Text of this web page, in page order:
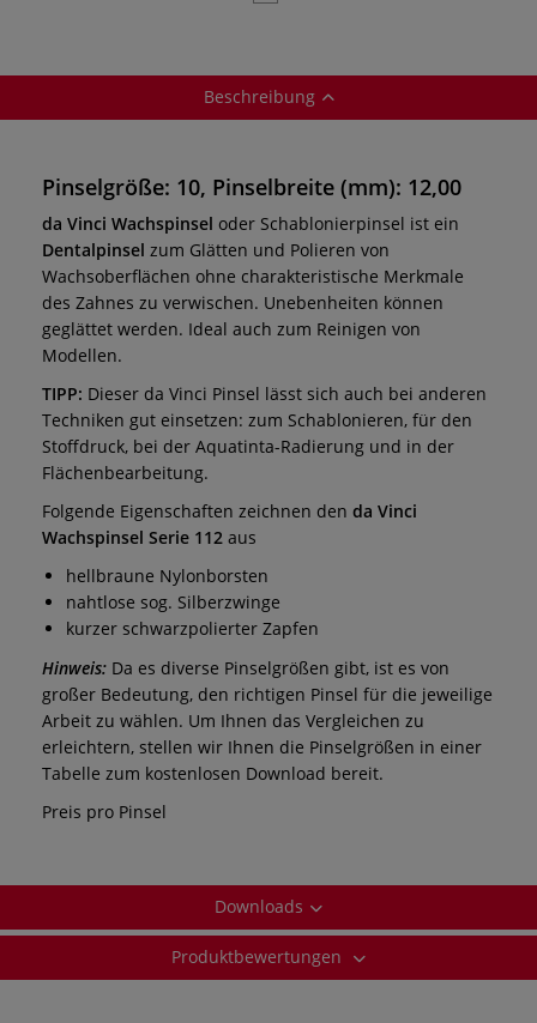
Beschreibung
Pinselgröße: 10, Pinselbreite (mm): 12,00
da Vinci Wachspinsel oder Schablonierpinsel ist ein
Dentalpinsel zum Glätten und Polieren von
Wachsoberflächen ohne charakteristische Merkmale
des Zahnes zu verwischen. Unebenheiten können
geglättet werden. Ideal auch zum Reinigen von
Modellen.
TIPP: Dieser da Vinci Pinsel lässt sich auch bei anderen
Techniken gut einsetzen: zum Schablonieren, für den
Stoffdruck, bei der Aquatinta-Radierung und in der
Flächenbearbeitung.
Folgende Eigenschaften zeichnen den da Vinci
Wachspinsel Serie 112 aus
hellbraune Nylonborsten
nahtlose sog. Silberzwinge
kurzer schwarzpolierter Zapfen
Hinweis: Da es diverse Pinselgrößen gibt, ist es von
großer Bedeutung, den richtigen Pinsel für die jeweilige
Arbeit zu wählen. Um Ihnen das Vergleichen zu
erleichtern, stellen wir Ihnen die Pinselgrößen in einer
Tabelle zum kostenlosen Download bereit.
Preis pro Pinsel
Downloads
Produktbewertungen